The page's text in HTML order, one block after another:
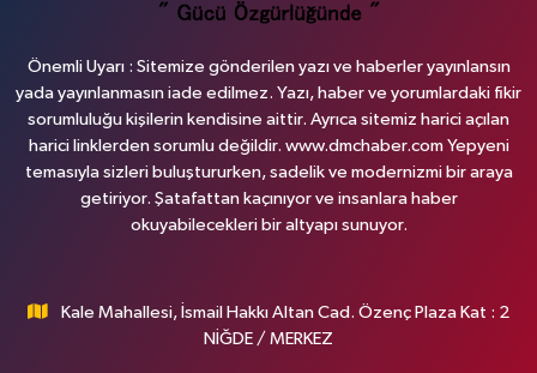
Önemli Uyarı : Sitemize gönderilen yazı ve haberler yayınlansın
yada yayınlanmasın iade edilmez. Yazı, haber ve yorumlardaki fikir
sorumluluğu kişilerin kendisine aittir. Ayrıca sitemiz harici açılan
harici linklerden sorumlu değildir. www.dmchaber.com Yepyeni
temasıyla sizleri buluştururken, sadelik ve modernizmi bir araya
getiriyor. Şatafattan kaçınıyor ve insanlara haber
okuyabilecekleri bir altyapı sunuyor.
Kale Mahallesi, İsmail Hakkı Altan Cad. Özenç Plaza Kat : 2
NİĞDE / MERKEZ